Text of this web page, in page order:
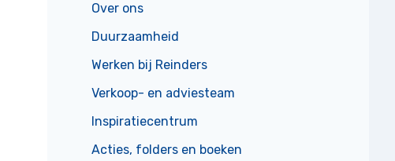
Over ons
Duurzaamheid
Werken bij Reinders
Verkoop- en adviesteam
Inspiratiecentrum
Acties, folders en boeken